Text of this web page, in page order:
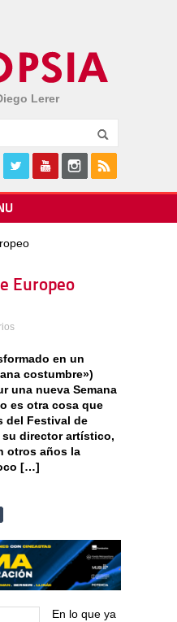
Lerer
Europeo
en un
costumbre»)
una nueva Semana
es otra cosa que
del Festival de
director artístico,
otros años la
[…]
En lo que ya